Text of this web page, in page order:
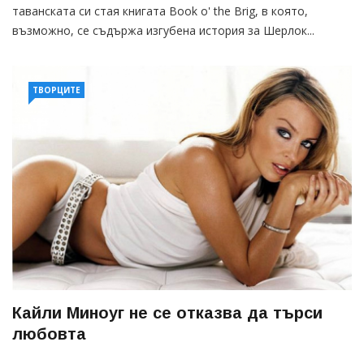
таванската си стая книгата Book o' the Brig, в която,
възможно, се съдържа изгубена история за Шерлок...
ТВОРЦИТЕ
Кайли Миноуг не се отказва да търси
любовта